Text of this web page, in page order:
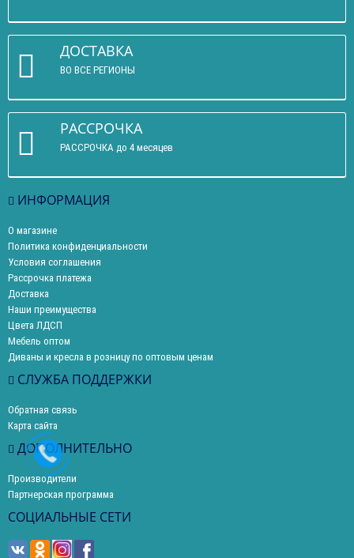
ДОСТАВКА
ВО ВСЕ РЕГИОНЫ
РАССРОЧКА
РАССРОЧКА до 4 месяцев
ИНФОРМАЦИЯ
О магазине
Политика конфиденциальности
Условия соглашения
Рассрочка платежа
Доставка
Наши преимущества
Цвета ЛДСП
Мебель оптом
Диваны и кресла в розницу по оптовым ценам
СЛУЖБА ПОДДЕРЖКИ
Обратная связь
Карта сайта
ДОПОЛНИТЕЛЬНО
Производители
Партнерская программа
СОЦИАЛЬНЫЕ СЕТИ